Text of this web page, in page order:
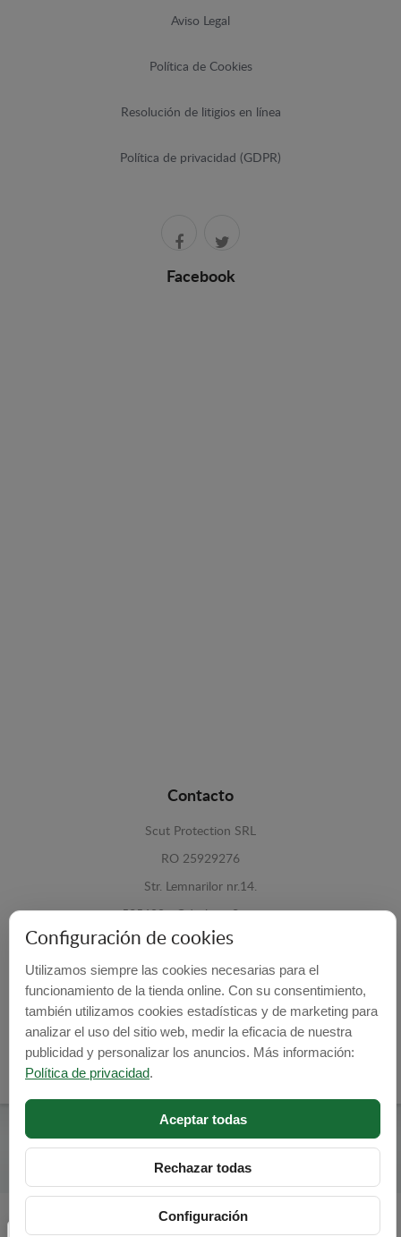
Aviso Legal
Política de Cookies
Resolución de litigios en línea
Política de privacidad (GDPR)
Facebook
Contacto
Scut Protection SRL
RO 25929276
Str. Lemnarilor nr.14.
535600 - Odorheiu Secuiesc
Harghita, Romania
E-mail: info@cubrecarter.com
Site: www.cubrecarter.com
Cubre Carter -© 2026
Configuración de cookies
Utilizamos siempre las cookies necesarias para el
funcionamiento de la tienda online. Con su consentimiento,
también utilizamos cookies estadísticas y de marketing para
analizar el uso del sitio web, medir la eficacia de nuestra
publicidad y personalizar los anuncios. Más información:
Política de privacidad.
Aceptar todas
Rechazar todas
Configuración